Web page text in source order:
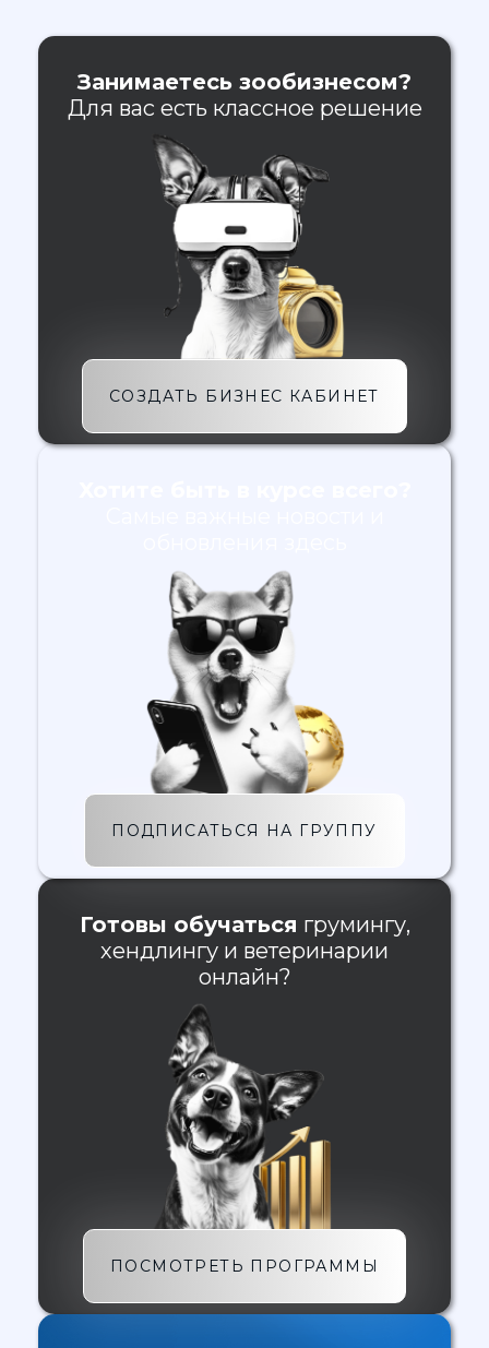
Занимаетесь зообизнесом?
Для вас есть классное решение
СОЗДАТЬ БИЗНЕС КАБИНЕТ
ПОДПИСАТЬСЯ НА ГРУППУ
Готовы обучаться грумингу,
хендлингу и ветеринарии
онлайн?
ПОСМОТРЕТЬ ПРОГРАММЫ